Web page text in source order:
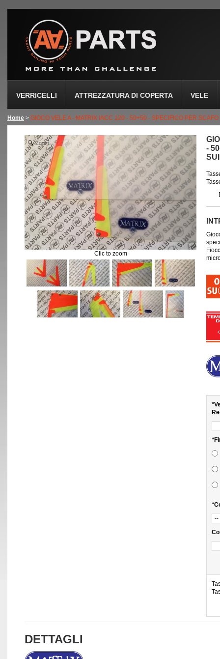
VERRICELLI ATTREZZATURA DI COPERTA VELE
Home > GIOCO VELE A - MATRIX IACC 120 - 50+50 - SPECIFICO PER
-
*
*
*
Zoom
Clic to zoom
DETTAGLI